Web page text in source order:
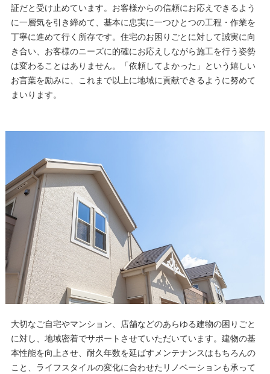
証だと受け止めています。お客様からの信頼にお応えできるよう
に一層気を引き締めて、基本に忠実に一つひとつの工程・作業を
丁寧に進めて行く所存です。住宅のお困りごとに対して誠実に向
き合い、お客様のニーズに的確にお応えしながら施工を行う姿勢
は変わることはありません。「依頼してよかった」という嬉しい
お言葉を励みに、これまで以上に地域に貢献できるように努めて
まいります。
大切なご自宅やマンション、店舗などのあらゆる建物の困りごと
に対し、地域密着でサポートさせていただいています。建物の基
本性能を向上させ、耐久年数を延ばすメンテナンスはもちろんの
こと、ライフスタイルの変化に合わせたリノベーションも承って